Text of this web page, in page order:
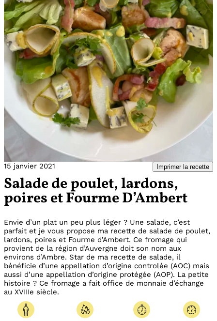
15 janvier 2021 Imprimer la recette
Salade de poulet, lardons,
poires et Fourme D’Ambert
Envie d’un plat un peu plus léger ? Une salade, c’est
parfait et je vous propose ma recette de salade de poulet,
lardons, poires et Fourme d’Ambert. Ce fromage qui
provient de la région d’Auvergne doit son nom aux
environs d’Ambre. Star de ma recette de salade, il
bénéficie d’une appellation d’origine controlée (AOC) mais
aussi d’une appellation d’origine protégée (AOP). La petite
histoire ? Ce fromage a fait office de monnaie d’échange
au XVIIIe siècle.